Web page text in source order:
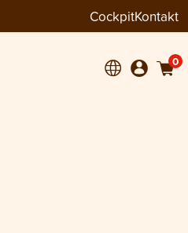
CockpitKontakt
0